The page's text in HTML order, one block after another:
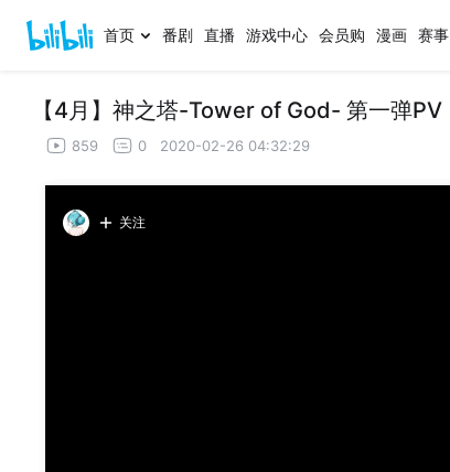
首页 番剧 直播 游戏中心 会员购 漫画 赛事
【4月】神之塔-Tower of God- 第一弹PV
859 0 2020-02-26 04:32:29
关注